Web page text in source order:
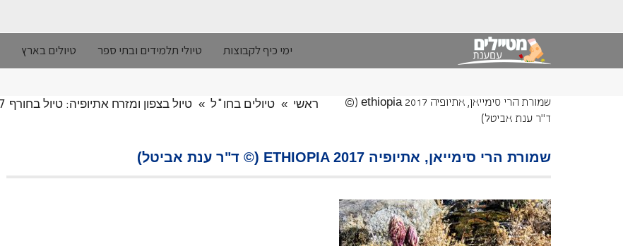
ימי כיף לקבוצות טיולי תלמידים ובתי ספר טיולים בארץ
שמורת הרי סימייאן, אתיופיה ethiopia 2017 (©
ד"ר ענת אביטל)
ראשי » טיולים בחו"ל » טיול בצפון ומזרח אתיופיה: טיול בחורף 2017, העונה היבשה
שמורת הרי סימייאן, אתיופיה ETHIOPIA 2017 (© ד"ר ענת אביטל)